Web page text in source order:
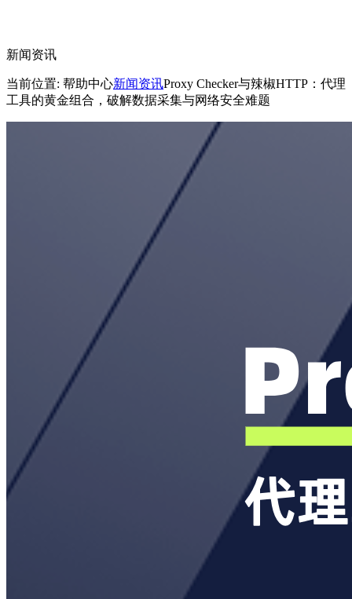
新闻资讯
当前位置: 帮助中心新闻资讯Proxy Checker与辣椒HTTP：代理
工具的黄金组合，破解数据采集与网络安全难题